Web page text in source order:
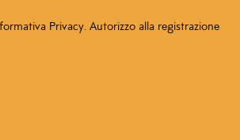
Privacy. Autorizzo alla registrazione